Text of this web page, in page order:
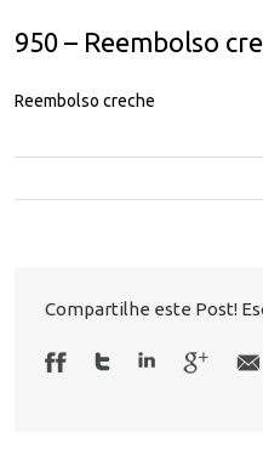
950 – Reembolso
Reembolso creche
Compartilhe este Post!